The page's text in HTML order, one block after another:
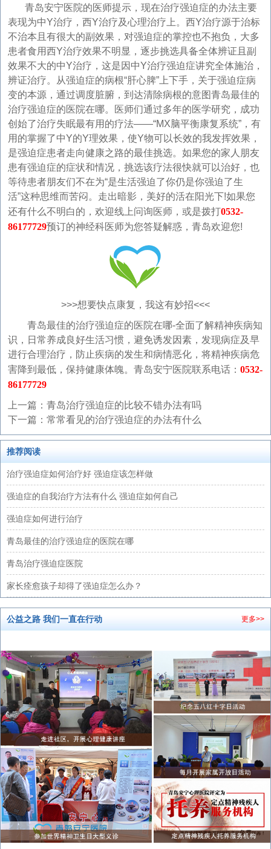
青岛安宁医院的医师提示，现在治疗强迫症的办法主要
表现为中Y治疗，西Y治疗及心理治疗上。西Y治疗源于治标
不治本且有很大的副效果，对强迫症的掌控也不抱负，大多
患者食用西Y治疗效果不明显，逐步挑选具备全体辨证且副
效果不大的中Y治疗，这是因中Y治疗强迫症讲究全体施治，
辨证治疗。从强迫症的病根“肝心脾”上下手，关于强迫症病
变的本源，通过调度脏腑，到达清除病根的意图青岛最佳的
治疗强迫症的医院在哪。医师们通过多年的医学研究，成功
创始了治疗失眠最有用的疗法——“MX脑平衡康复系统”，有
用的掌握了中Y的Y理效果，使Y物可以长效的我发挥效果，
是强迫症患者走向健康之路的最佳挑选。如果您的家人朋友
患有强迫症的症状和情况，挑选该疗法很快就可以治好，也
等待患者朋友们不在为“是生活强迫了你仍是你强迫了生
活”这种思维而苦闷。走出暗影，美好的活在阳光下!如果您
还有什么不明白的，欢迎线上问询医师，或是拨打0532-
86177729预订的神经科医师为您答疑解惑，青岛欢迎您!
>>>想要快点康复，我这有妙招<<<
青岛最佳的治疗强迫症的医院在哪-全面了解精神疾病知
识，日常养成良好生活习惯，避免诱发因素，发现病症及早
进行合理治疗，防止疾病的发生和病情恶化，将精神疾病危
害降到最低，保持健康体魄。青岛安宁医院联系电话： 0532-
86177729
上一篇： 青岛治疗强迫症的比较不错办法有吗
下一篇： 常常看见的治疗强迫症的办法有什么
推荐阅读
治疗强迫症如何治疗好 强迫症该怎样做
强迫症的自我治疗方法有什么 强迫症如何自己
强迫症如何进行治疗
青岛最佳的治疗强迫症的医院在哪
青岛治疗强迫症医院
家长痊愈孩子却得了强迫症怎么办？
公益之路 我们一直在行动 更多>>